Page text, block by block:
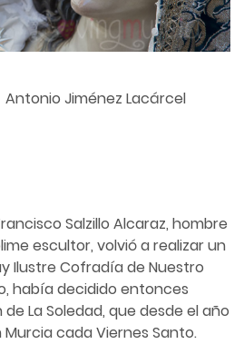
Antonio Jiménez Lacárcel
Salzillo Alcaraz, hombre
escultor, volvió a realizar un
Ilustre Cofradía de Nuestro
había decidido entonces
La Soledad, que desde el año
Murcia cada Viernes Santo.